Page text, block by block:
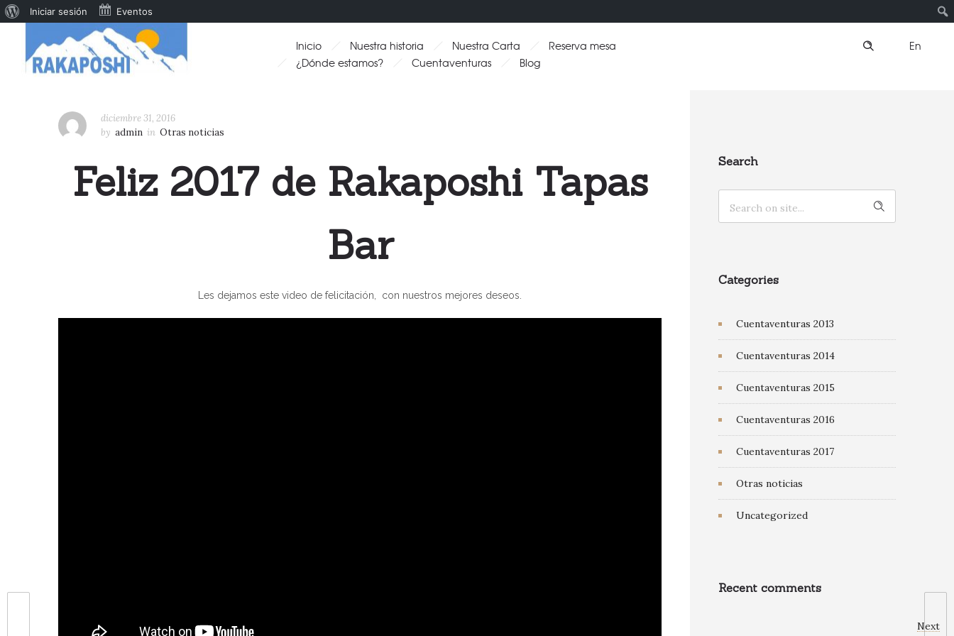
En
Inicio Nuestra historia Nuestra Carta
Reserva mesa
¿Dónde estamos?
Cuentaventuras Blog
Next
diciembre 31, 2016
by admin in Otras noticias
Feliz 2017 de Rakaposhi Tapas
Bar
Les dejamos este video de felicitación, con nuestros mejores deseos.
Search
Categories
Cuentaventuras 2013
Cuentaventuras 2014
Cuentaventuras 2015
Cuentaventuras 2016
Cuentaventuras 2017
Otras noticias
Uncategorized
Recent comments
Iniciar sesión Eventos